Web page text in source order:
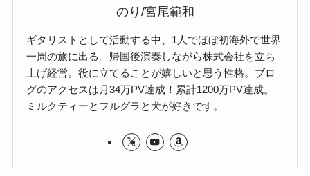
のり/宮尾範和
ギタリストとして活動する中、1人でほぼ初海外で世界
一周の旅に出る。帰国後演奏しながら株式会社を立ち
上げ経営。役に立てることが嬉しいと思う性格。ブロ
グのアクセスは月34万PV達成！累計1200万PV達成。
ミルクティーとフルグラと犬が好きです。